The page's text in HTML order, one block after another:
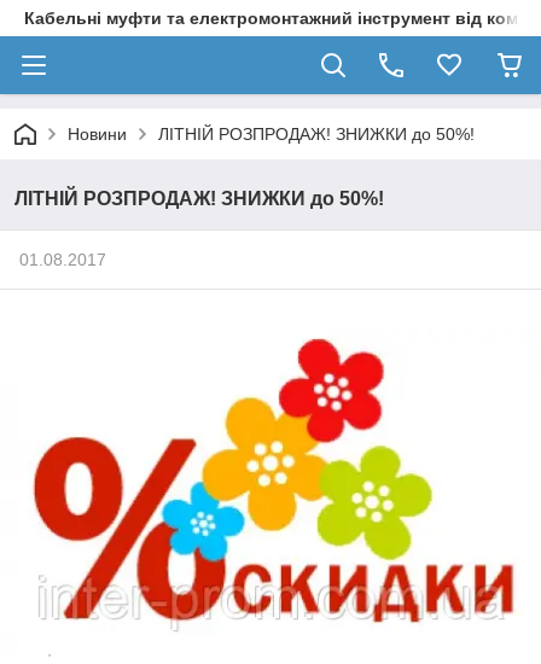
Кабельні муфти та електромонтажний інструмент від
Новини ЛІТНІЙ РОЗПРОДАЖ! ЗНИЖКИ до 50%!
ЛІТНІЙ РОЗПРОДАЖ! ЗНИЖКИ до 50%!
01.08.2017